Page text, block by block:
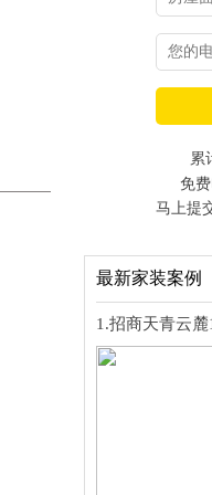
累
免费
马上提
最新家装案例
1.招商天青云